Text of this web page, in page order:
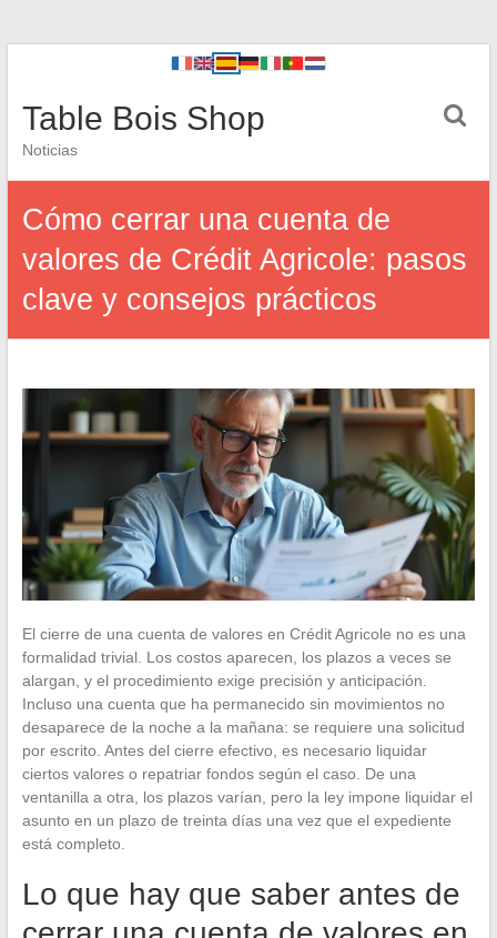
Table Bois Shop
Noticias
Cómo cerrar una cuenta de
valores de Crédit Agricole: pasos
clave y consejos prácticos
El cierre de una cuenta de valores en Crédit Agricole no es una
formalidad trivial. Los costos aparecen, los plazos a veces se
alargan, y el procedimiento exige precisión y anticipación.
Incluso una cuenta que ha permanecido sin movimientos no
desaparece de la noche a la mañana: se requiere una solicitud
por escrito. Antes del cierre efectivo, es necesario liquidar
ciertos valores o repatriar fondos según el caso. De una
ventanilla a otra, los plazos varían, pero la ley impone liquidar el
asunto en un plazo de treinta días una vez que el expediente
está completo.
Lo que hay que saber antes de